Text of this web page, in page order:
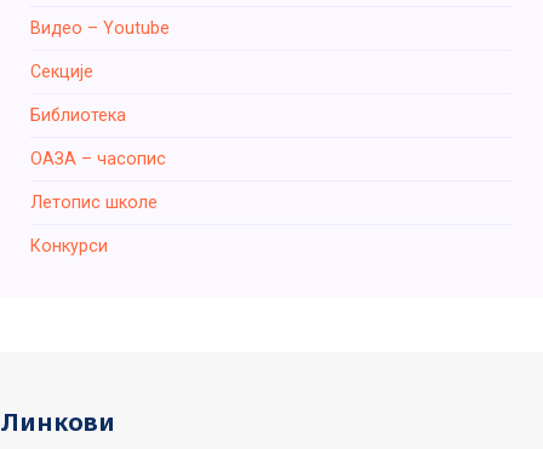
Видео – Youtube
Секције
Библиотека
ОАЗА – часопис
Летопис школе
Конкурси
Линкови